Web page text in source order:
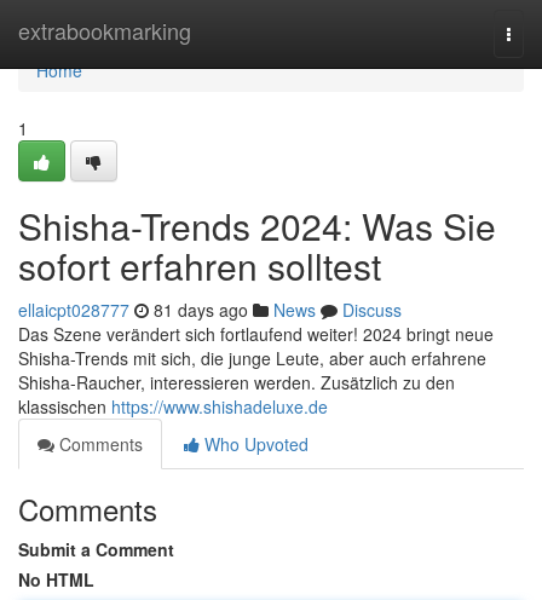
extrabookmarking
Home
Home
1
Shisha-Trends 2024: Was Sie
sofort erfahren solltest
ellaicpt028777 81 days ago News
Discuss
Das Szene verändert sich fortlaufend weiter! 2024 bringt neue
Shisha-Trends mit sich, die junge Leute, aber auch erfahrene
Shisha-Raucher, interessieren werden. Zusätzlich zu den
klassischen https://www.shishadeluxe.de
Comments
Who Upvoted
Comments
Submit a Comment
No HTML